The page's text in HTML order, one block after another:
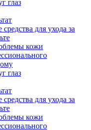
глаз
для ухода за
кожи
глаз
для ухода за
кожи